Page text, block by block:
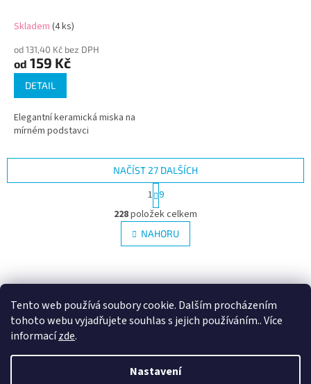
Tento web používá soubory cookie. Dalším procházením
tohoto webu vyjadřujete souhlas s jejich používáním.. Více
informacízde.
Nastavení
Skladem (4 ks)
od 131,40 Kč bez DPH
od 159 Kč
DETAIL
Elegantní keramická miska na
mírném podstavci
O
v
l
á
c
í
p
r
k
y
v
NAČÍST 27 DALŠÍCH
S
t
r
á
n
k
á
í
1 9
228položek celkem
NAHORU
á